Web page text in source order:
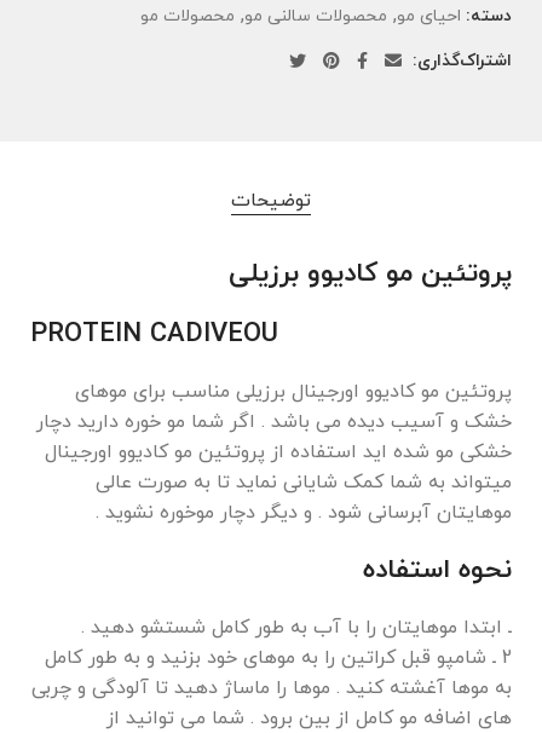
دسته: احیای مو, محصولات سالنی مو, محصولات مو
اشتراک‌گذاری:
توضیحات
پروتئین مو کادیوو برزیلی
PROTEIN CADIVEOU
پروتئین مو کادیوو اورجینال برزیلی مناسب برای موهای
خشک و آسیب دیده می باشد . اگر شما مو خوره دارید دچار
خشکی مو شده اید استفاده از پروتئین مو کادیوو اورجینال
میتواند به شما کمک شایانی نماید تا به صورت عالی
موهایتان آبرسانی شود . و دیگر دچار موخوره نشوید .
نحوه استفاده
ـ ابتدا موهایتان را با آب به طور کامل شستشو دهید .
2 ـ شامپو قبل کراتین را به موهای خود بزنید و به طور کامل
به موها آغشته کنید . موها را ماساژ دهید تا آلودگی و چربی
های اضافه مو کامل از بین برود . شما می توانید از